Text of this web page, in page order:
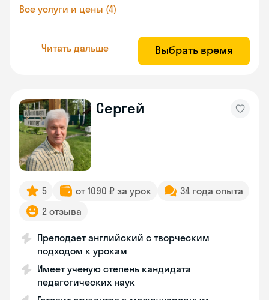
Все услуги и цены (4)
Читать дальше Выбрать время
Сергей
5 от 1090 ₽ за урок
34 года опыта
2 отзыва
Преподает английский с творческим
подходом к урокам
Имеет ученую степень кандидата
педагогических наук